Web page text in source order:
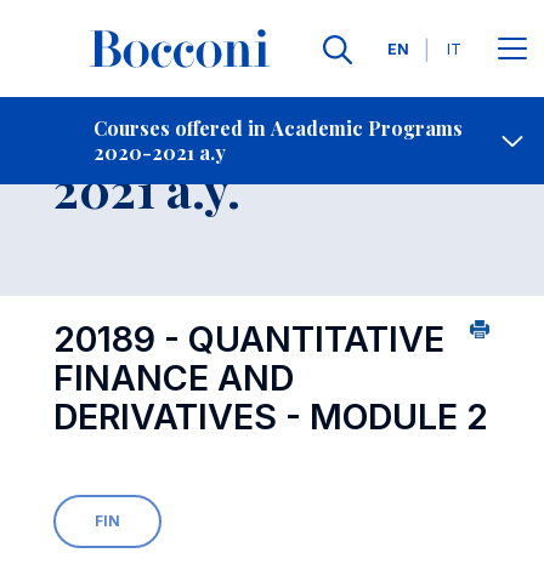
Languages
EN IT
Courses offered in Academic Programs
2020-2021 a.y
Contact Us
Course 2020-
2021 a.y.
20189 - QUANTITATIVE
FINANCE AND
DERIVATIVES - MODULE 2
FIN